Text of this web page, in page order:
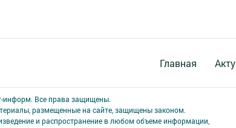
Главная
⁠информ. Все права защищены.
размещенные на сайте, защищены законом.
и распространение в любом объеме информации,